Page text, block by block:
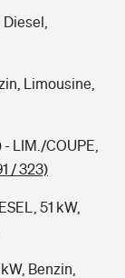
Limousine,
LIM./COUPE,
/ 323)
51 kW,
Benzin,